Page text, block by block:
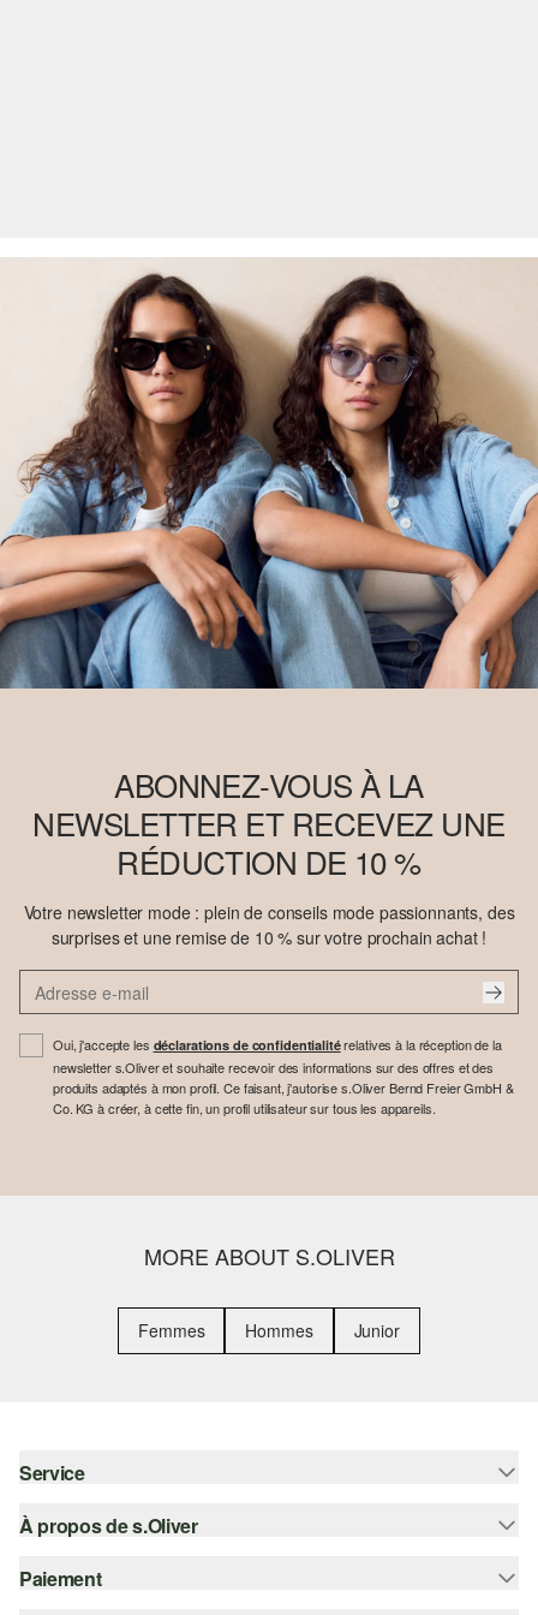
ABONNEZ-VOUS À LA
NEWSLETTER ET RECEVEZ UNE
RÉDUCTION DE 10 %
Votre newsletter mode : plein de conseils mode passionnants, des
surprises et une remise de 10 % sur votre prochain achat !
Oui, j'accepte les déclarations de confidentialitérelatives à la réception de la
newsletter s.Oliver et souhaite recevoir des informations sur des offres et des
produits adaptés à mon profil. Ce faisant, j'autorise s.Oliver Bernd Freier GmbH &
Co. KG à créer, à cette fin, un profil utilisateur sur tous les appareils.
MORE ABOUT S.OLIVER
Femmes Hommes Junior
Service
Aide - FAQ
Guide des tailles
À propos de s.Oliver
S'abonner à la Newsletter
Paiement